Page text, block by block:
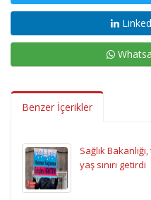
Benzer İçerikler
Sağlık
yaş sınırı getirdi